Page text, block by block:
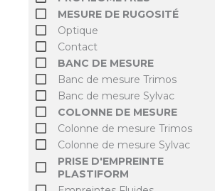
MESURE DE RUGOSITÉ
Optique
Contact
BANC DE MESURE
Banc de mesure Trimos
Banc de mesure Sylvac
COLONNE DE MESURE
Colonne de mesure Trimos
Colonne de mesure Sylvac
PRISE D'EMPREINTE
PLASTIFORM